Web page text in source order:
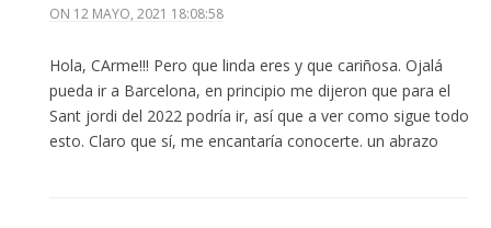
ON 12 MAYO, 2021 18:08:58
Hola, CArme!!! Pero que linda eres y que cariñosa. Ojalá
pueda ir a Barcelona, en principio me dijeron que para el
Sant jordi del 2022 podría ir, así que a ver como sigue todo
esto. Claro que sí, me encantaría conocerte. un abrazo